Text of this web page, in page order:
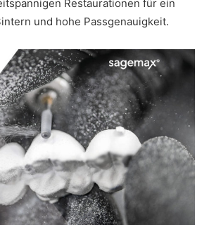
Restaurationen für ein
und hohe Passgenauigkeit.